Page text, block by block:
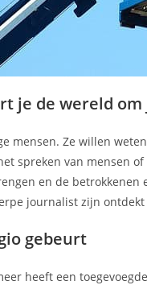
je de wereld
mensen. Ze willen
spreken van mensen
en de
journalist zijn
gebeurt
heeft een